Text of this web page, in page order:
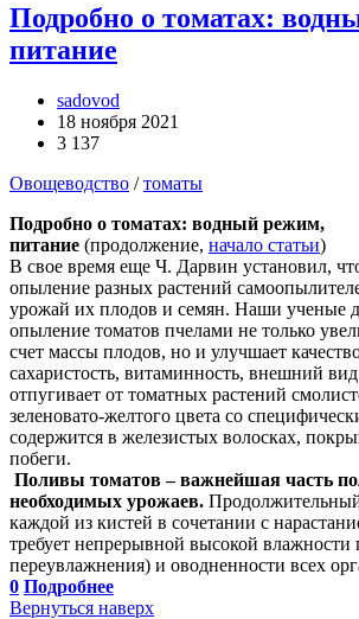
Подробно о томатах:
питание
sadovod
18 ноября 2021
3 137
Овощеводство /томаты
Подробно о томатах: водный режим,
питание (продолжение, начало статьи)
В свое время еще Ч. Дарвин установил,
опыление разных растений
урожай их плодов и семян. Наши ученые
опыление томатов пчелами не только
счет массы плодов, но и улучшает
сахаристость, витаминность, внешний
отпугивает от томатных растений
зеленовато-желтого цвета со
содержится в железистых волосках,
побеги.
Поливы томатов – важнейшая часть
необходимых урожаев.
каждой из кистей в сочетании с
требует непрерывной высокой влажности
переувлажнения) и оводненности всех
0 Подробнее
Вернуться наверх